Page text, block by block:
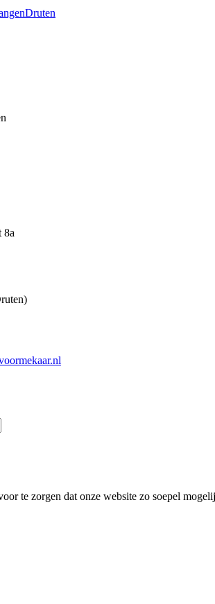
8a
te zorgen dat onze website zo soepel